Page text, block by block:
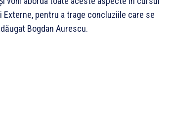
pentru a trage concluziile care se
Bogdan Aurescu.